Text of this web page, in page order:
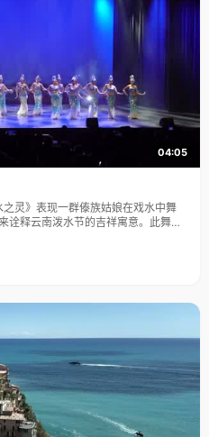
04:05
诠释云南泼水节的吉祥寓意。此舞蹈
，一直得到赞誉其舞美，人美，寓